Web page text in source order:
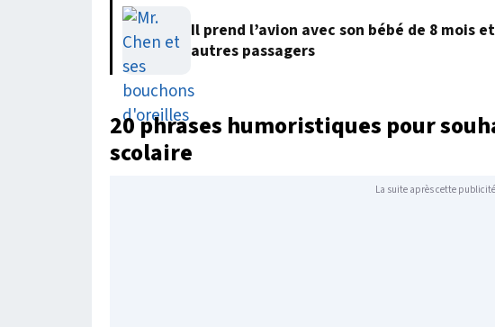
Il prend l’avion avec son bébé de 8
autres passagers
20 phrases humoristiques pour
scolaire
La suite après cette publicité